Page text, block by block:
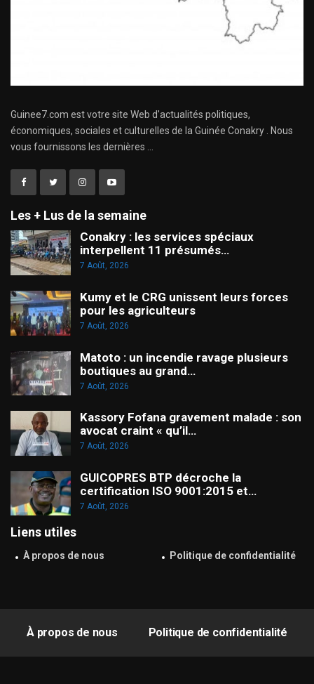
Guinee7.com est votre site Web d'actualités politiques,
économiques, sociales et culturelles de la Guinée Conakry . Nous
vous fournissons les dernières ...
Les + Lus de la semaine
Conakry : les services spéciaux
interpellent 11 présumés…
7 Août, 2026
Kumy et le CRG unissent leurs forces
pour les agriculteurs
7 Août, 2026
Matoto : un incendie ravage plusieurs
boutiques au grand…
7 Août, 2026
Kassory Fofana gravement malade : son
avocat craint « qu’il…
7 Août, 2026
GUICOPRES BTP décroche la
certification ISO 9001:2015 et…
7 Août, 2026
Liens utiles
À propos de nous Politique de confidentialité
À propos de nous Politique de confidentialité